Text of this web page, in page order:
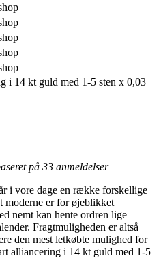
i 14 kt guld med 1-5 sten x 0,03
på 33 anmeldelser
i vore dage en række forskellige
moderne er for øjeblikket
nemt kan hente ordren lige
Fragtmuligheden er altså
den mest letkøbte mulighed for
alliancering i 14 kt guld med 1-5